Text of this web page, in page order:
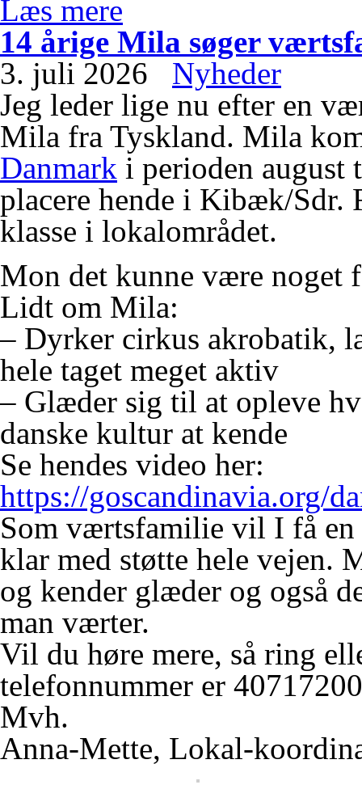
Læs mere
14 årige Mila søger
3. juli 2026
Nyheder
Jeg leder lige nu efter en
Mila fra Tyskland. Mila
Danmark i perioden august
placere hende i Kibæk/Sdr.
klasse i lokalområdet.
Mon det kunne være noget
Lidt om Mila:
– Dyrker cirkus akrobatik,
hele taget meget aktiv
– Glæder sig til at opleve
danske kultur at kende
Se hendes video her:
https://goscandinavia.org/
Som værtsfamilie vil I få en
klar med støtte hele vejen.
og kender glæder og også
man værter.
Vil du høre mere, så ring
telefonnummer er
Mvh.
Anna-Mette, Lokal-